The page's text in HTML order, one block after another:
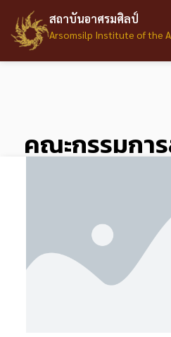
สถาบันอาศรมศิลป์
Arsomsilp Institute of the
คณะกรรมกา